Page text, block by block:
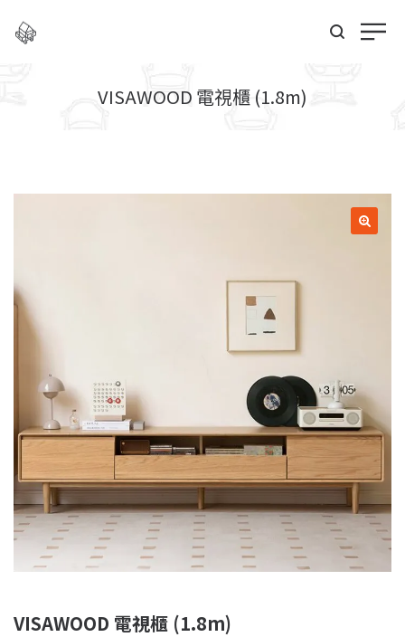
VISAWOOD 電視櫃 (1.8m)
VISAWOOD 電視櫃 (1.8m)